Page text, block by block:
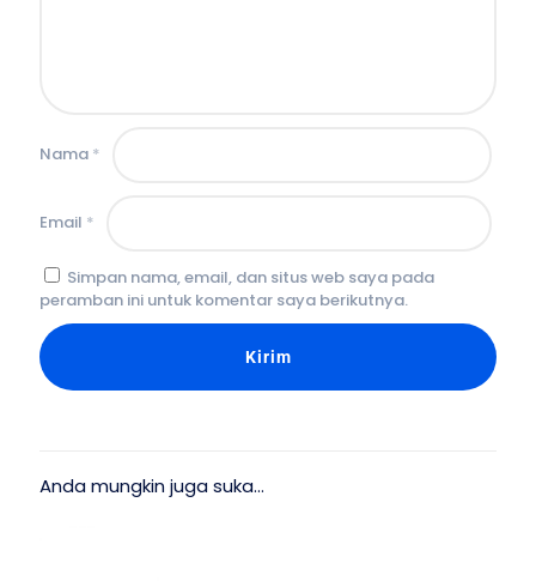
Nama *
Email *
Simpan nama, email, dan situs web saya pada
peramban ini untuk komentar saya berikutnya.
Anda mungkin juga suka…